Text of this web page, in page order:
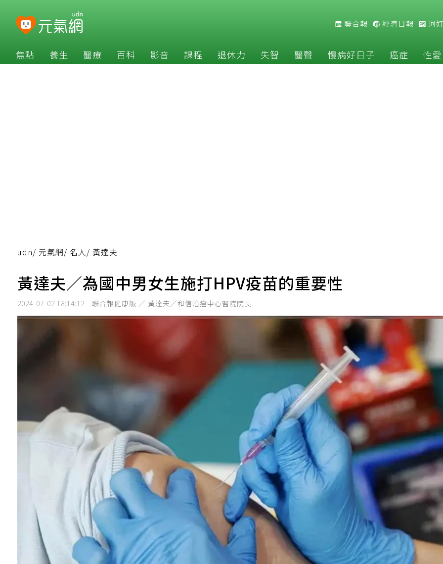
聯合報 經濟日報 河
焦點 養生 醫療 百科 影音 課程 退休力 失智 醫聲 慢病好日子 癌症 性愛
udn/ 元氣網/ 名人/ 黃達夫
黃達夫／為國中男女生施打HPV疫苗的重要性
2024-07-02 18:14:12 聯合報健康版 ／ 黃達夫／和信治癌中心醫院院長